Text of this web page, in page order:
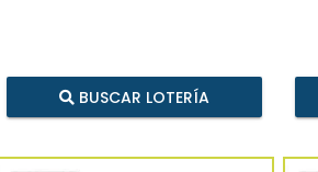
BUSCAR LOTERÍA